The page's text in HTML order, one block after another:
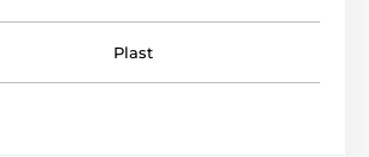
Plast